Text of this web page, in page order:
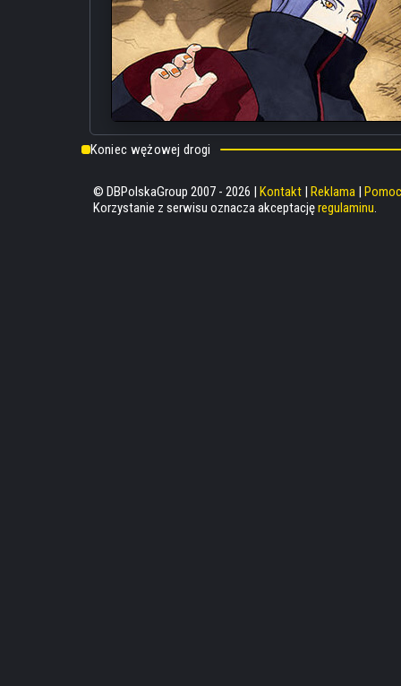
Koniec wężowej drogi
© DBPolskaGroup 2007 - 2026 | Kontakt| Reklama| Pomoc
Korzystanie z serwisu oznacza akceptacjęregulaminu.